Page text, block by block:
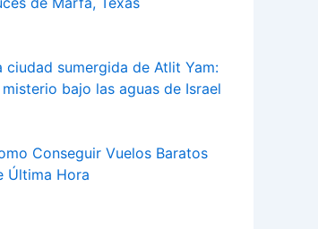
ciudad sumergida de Atlit Yam:
bajo las aguas de Israel
Conseguir Vuelos Baratos
Última Hora